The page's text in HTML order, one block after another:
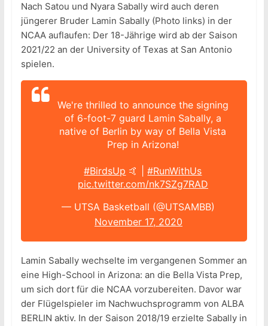
Nach Satou und Nyara Sabally wird auch deren
jüngerer Bruder Lamin Sabally (Photo links) in der
NCAA auflaufen: Der 18-Jährige wird ab der Saison
2021/22 an der University of Texas at San Antonio
spielen.
We're thrilled to announce the signing
of 6-foot-7 guard Lamin Sabally, a
native of Berlin by way of Bella Vista
Prep in Arizona!
#BirdsUp 🤙 |#RunWithUs
pic.twitter.com/nk7SZg7RAD
— UTSA Basketball (@UTSAMBB)
November 17, 2020
Lamin Sabally wechselte im vergangenen Sommer an
eine High-School in Arizona: an die Bella Vista Prep,
um sich dort für die NCAA vorzubereiten. Davor war
der Flügelspieler im Nachwuchsprogramm von ALBA
BERLIN aktiv. In der Saison 2018/19 erzielte Sabally in